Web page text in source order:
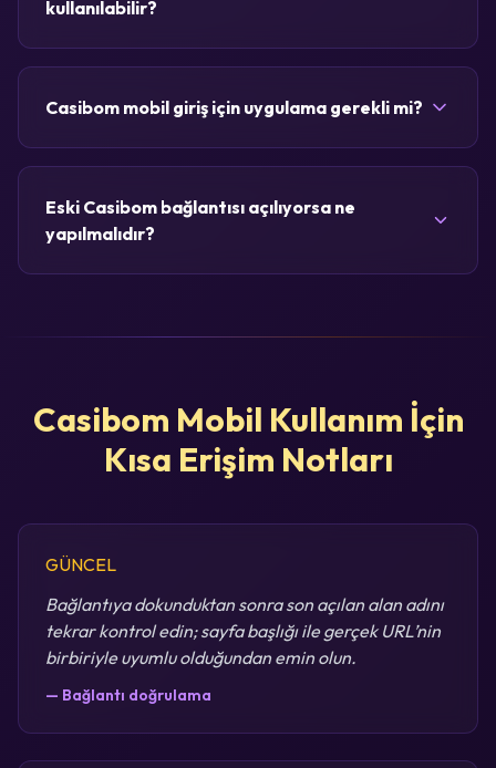
kullanılabilir?
Casibom mobil giriş için uygulama gerekli mi?
Eski Casibom bağlantısı açılıyorsa ne
yapılmalıdır?
Casibom Mobil Kullanım İçin
Kısa Erişim Notları
GÜNCEL
Bağlantıya dokunduktan sonra son açılan alan adını
tekrar kontrol edin; sayfa başlığı ile gerçek URL’nin
birbiriyle uyumlu olduğundan emin olun.
— Bağlantı doğrulama